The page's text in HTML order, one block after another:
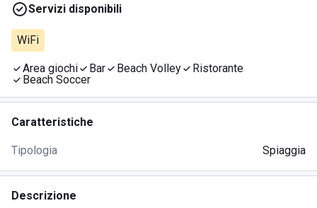
Servizi disponibili
WiFi
Area giochi Bar Beach Volley
Ristorante
Beach Soccer
Caratteristiche
Tipologia Spiaggia
Descrizione